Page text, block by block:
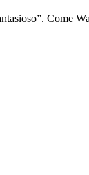
Come